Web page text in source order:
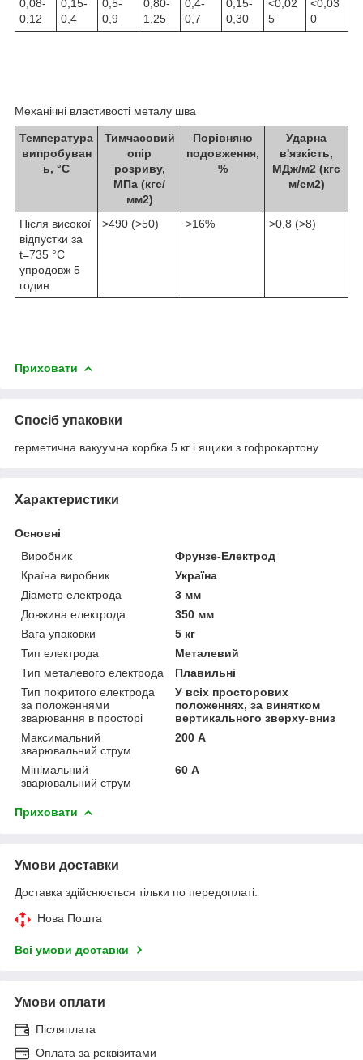
0,08-
0,12
0,15-
0,4
0,5-
0,9
0,80-
1,25
0,4-
0,7
0,15-
0,30
<0,02
5
<0,03
0
Механічні властивості металу шва
Температура
випробуван
ь, °С
Тимчасовий
опір
розриву,
МПа (кгс/
мм2)
Порівняно
подовження,
%
Ударна
в'язкість,
МДж/м2 (кгс
м/см2)
Після високої
відпустки за
t=735 °C
упродовж 5
годин
>490 (>50) >16% >0,8 (>8)
Приховати
Спосіб упаковки
герметична вакуумна корбка 5 кг і ящики з гофрокартону
Характеристики
Основні
Виробник
Фрунзе-Електрод
Країна виробник
Україна
Діаметр електрода
3 мм
Довжина електрода
350 мм
Вага упаковки
5 кг
Тип електрода
Металевий
Тип металевого електрода
Плавильні
Тип покритого електрода
за положеннями
зварювання в просторі
У всіх просторових
положеннях, за винятком
вертикального зверху-вниз
Максимальний
зварювальний струм
200 А
Мінімальний
зварювальний струм
60 А
Приховати
Умови доставки
Доставка здійснюється тільки по передоплаті.
Нова Пошта
Всі умови доставки
Умови оплати
Післяплата
Оплата за реквізитами